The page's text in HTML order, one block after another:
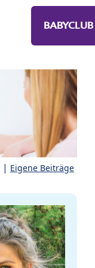
BABYCLUB
| Eigene Beiträge